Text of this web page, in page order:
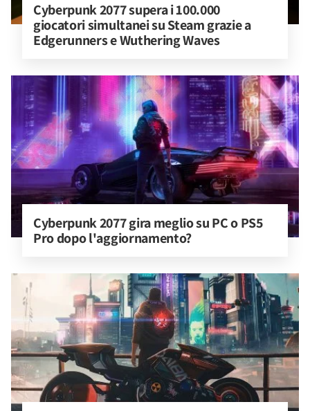
Cyberpunk 2077 supera i 100.000
giocatori simultanei su Steam grazie a
Edgerunners e Wuthering Waves
Cyberpunk 2077 gira meglio su PC o PS5
Pro dopo l'aggiornamento?